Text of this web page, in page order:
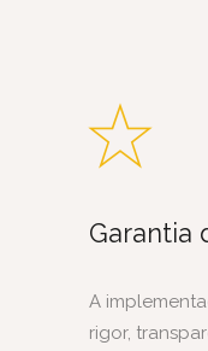
Garantia
A
rigor,